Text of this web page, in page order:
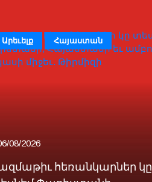
08/2026
հեռանկարներ կը
Արեւելք Հայաստան